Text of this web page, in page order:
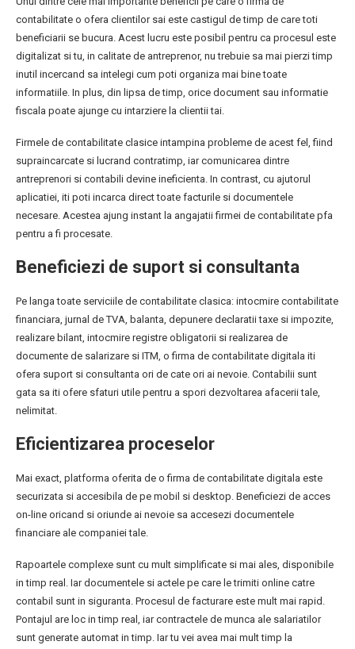
contabilitate o ofera clientilor sai este castigul de timp de care toti
beneficiarii se bucura. Acest lucru este posibil pentru ca procesul este
digitalizat si tu, in calitate de antreprenor, nu trebuie sa mai pierzi timp
inutil incercand sa intelegi cum poti organiza mai bine toate
informatiile. In plus, din lipsa de timp, orice document sau informatie
fiscala poate ajunge cu intarziere la clientii tai.
Firmele de contabilitate clasice intampina probleme de acest fel, fiind
supraincarcate si lucrand contratimp, iar comunicarea dintre
antreprenori si contabili devine ineficienta. In contrast, cu ajutorul
aplicatiei, iti poti incarca direct toate facturile si documentele
necesare. Acestea ajung instant la angajatii firmei de contabilitate pfa
pentru a fi procesate.
Beneficiezi de suport si consultanta
Pe langa toate serviciile de contabilitate clasica: intocmire contabilitate
financiara, jurnal de TVA, balanta, depunere declaratii taxe si impozite,
realizare bilant, intocmire registre obligatorii si realizarea de
documente de salarizare si ITM, o firma de contabilitate digitala iti
ofera suport si consultanta ori de cate ori ai nevoie. Contabilii sunt
gata sa iti ofere sfaturi utile pentru a spori dezvoltarea afacerii tale,
nelimitat.
Eficientizarea proceselor
Mai exact, platforma oferita de o firma de contabilitate digitala este
securizata si accesibila de pe mobil si desktop. Beneficiezi de acces
on-line oricand si oriunde ai nevoie sa accesezi documentele
financiare ale companiei tale.
Rapoartele complexe sunt cu mult simplificate si mai ales, disponibile
in timp real. Iar documentele si actele pe care le trimiti online catre
contabil sunt in siguranta. Procesul de facturare este mult mai rapid.
Pontajul are loc in timp real, iar contractele de munca ale salariatilor
sunt generate automat in timp. Iar tu vei avea mai mult timp la